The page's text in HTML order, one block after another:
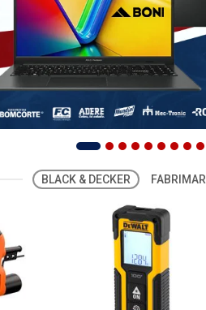
BLACK & DECKER FABRIMAR